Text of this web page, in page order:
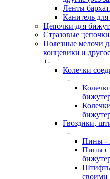
Ленты
Канитель
Цепочки для
Стразовые
Полезные мелочи
концевики и
+-
Колечки
+-
Гвоздики,
+-
Пины -
Пины с
Штифты
своими